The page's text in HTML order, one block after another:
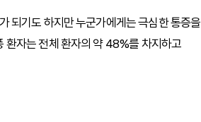
되기도 하지만 누군가에게는 극심한 통증을
환자는 전체 환자의 약 48%를 차지하고